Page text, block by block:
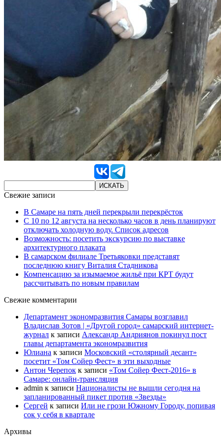
Свежие записи
В Самаре на пять дней перекрыли перекрёсток
С 10 по 12 августа на несколько часов в день планируют
отключать холодную воду. Список адресов
Возможность: посетить экскурсию по выставке
архитектурного плаката
В самарском филиале Третьяковки представят
последнюю книгу Виталия Стадникова
Компенсацию за изымаемое жильё при КРТ будут
рассчитывать по новым правилам
Свежие комментарии
Департамент экономразвития Самары возглавил
Владислав Зотов | «Другой город» самарский интернет-
журнал к записи Александр Андриянов покинул пост
главы департамента экономразвития
Юлиана к записи Московский «столярный десант»
посетит «Том Сойер Фест» в эти выходные
Антон Черепок к записи «Том Сойер Фест-2016» в
Самаре: онлайн-трансляция
admin к записи Националисты не вышли сегодня на
запланированный пикет против «Звезды»
Сергей к записи Или не грози Южному Городу, попивая
сок у себя в квартале
Архивы